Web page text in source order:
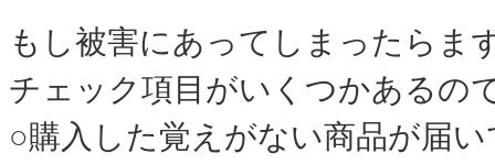
もし被害にあってしまったらま
チェック項目がいくつかあるの
○購入した覚えがない商品が届